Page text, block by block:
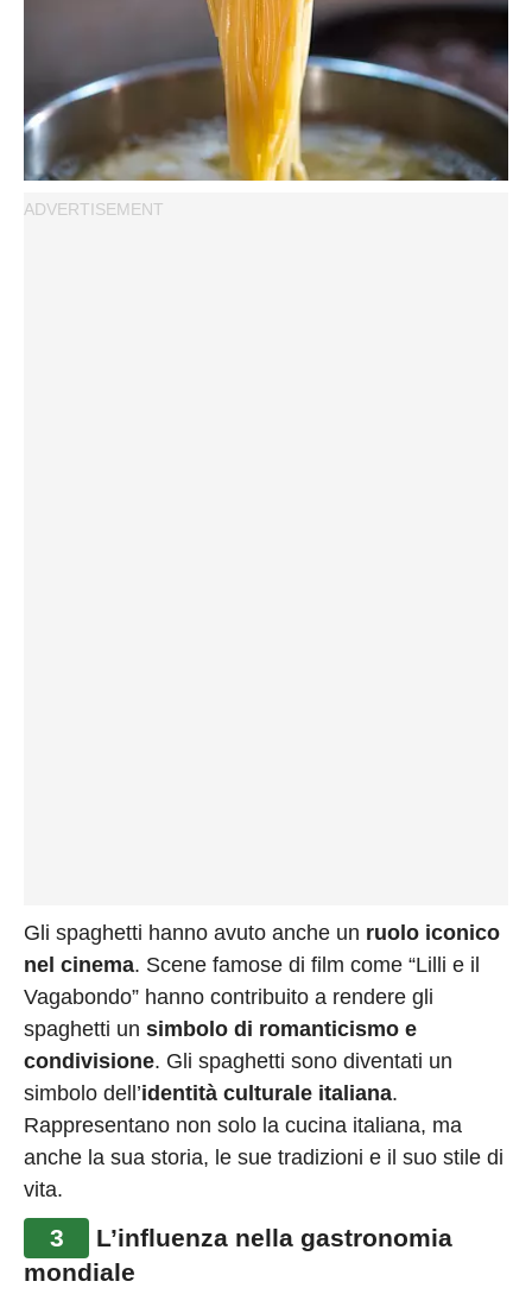
Gli spaghetti hanno avuto anche un ruolo iconico
nel cinema. Scene famose di film come “Lilli e il
Vagabondo” hanno contribuito a rendere gli
spaghetti un simbolo di romanticismo e
condivisione. Gli spaghetti sono diventati un
simbolo dell’identità culturale italiana.
Rappresentano non solo la cucina italiana, ma
anche la sua storia, le sue tradizioni e il suo stile di
vita.
3
L’influenza nella gastronomia
mondiale